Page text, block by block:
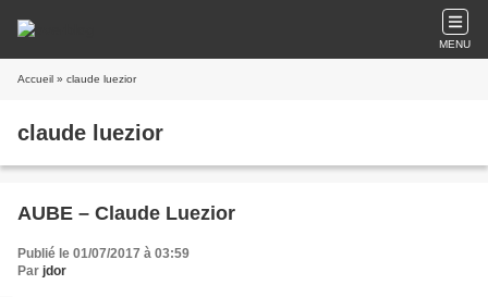
MENU
Accueil » claude luezior
claude luezior
AUBE – Claude Luezior
Publié le 01/07/2017 à 03:59
Par jdor